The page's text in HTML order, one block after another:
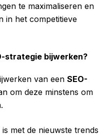
te maximaliseren en
in het competitieve
strategie bijwerken?
van een SEO-
om deze minstens om
met de nieuwste trends